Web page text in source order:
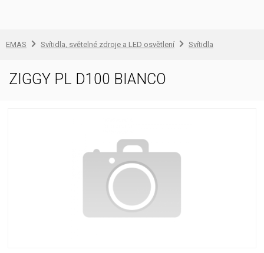
EMAS Svítidla, světelné zdroje a LED osvětlení Svítidla
ZIGGY PL D100 BIANCO